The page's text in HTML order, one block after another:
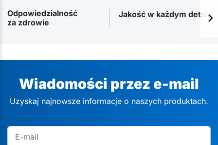
Odpowiedzialność
za zdrowie
Jakość w każdym detalu
Wiadomości przez e-mail
Uzyskaj najnowsze informacje o naszych produktach.